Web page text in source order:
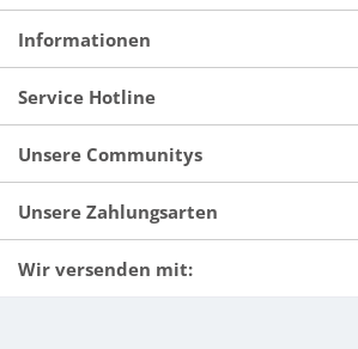
Informationen
Service Hotline
Unsere Communitys
Unsere Zahlungsarten
Wir versenden mit: